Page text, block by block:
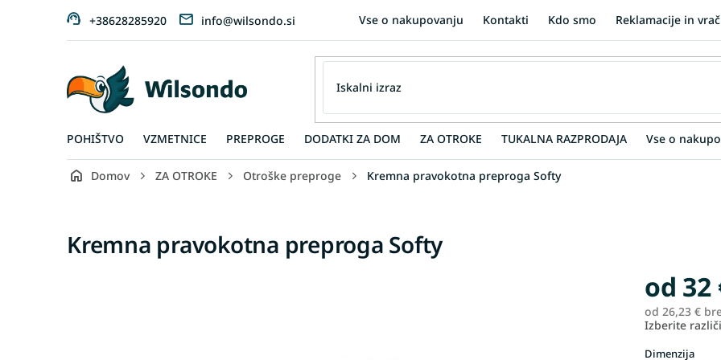
+38628285920 info@wilsondo.si Vse o nakupovanju Kontakti Kdo smo Reklamacije in
POHIŠTVO VZMETNICE PREPROGE DODATKI ZA DOM ZA OTROKE TUKALNA RAZPRODAJA Vse o
Domov ZA OTROKE Otroške preproge Kremna pravokotna preproga Softy
Kremna pravokotna preproga Softy
od 32
od 26,23 €
Izberite
Dimenzija